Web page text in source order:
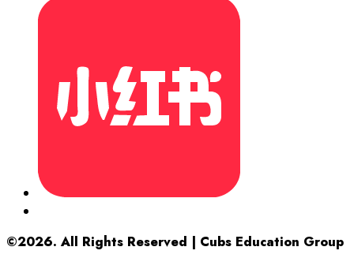
©2026. All Rights Reserved | Cubs Education Group